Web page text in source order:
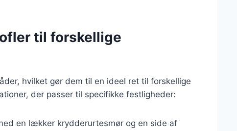
til forskellige
hvilket gør dem til en ideel ret til forskellige
der passer til specifikke festligheder:
en lækker krydderurtesmør og en side af